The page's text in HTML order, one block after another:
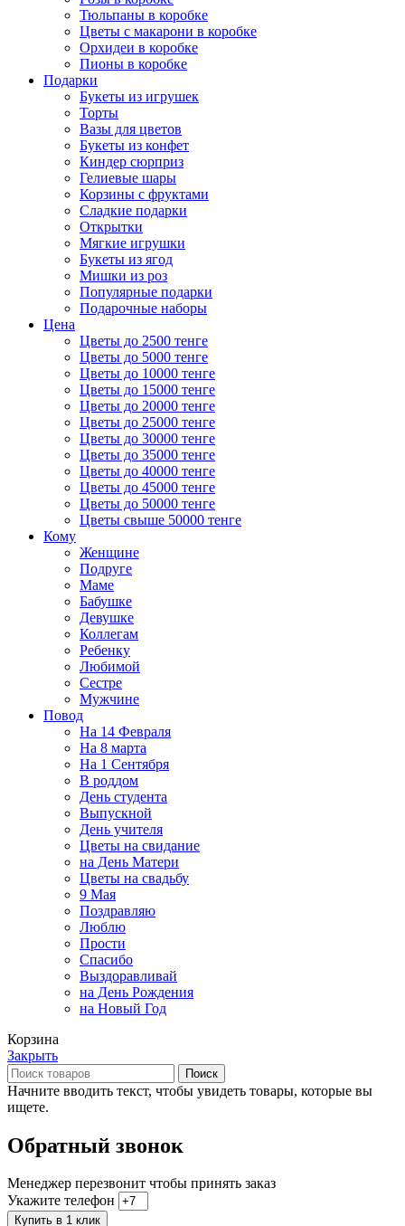
Тюльпаны в коробке
Цветы с макарони в коробке
Орхидеи в коробке
Пионы в коробке
Подарки
Букеты из игрушек
Торты
Вазы для цветов
Букеты из конфет
Киндер сюрприз
Гелиевые шары
Корзины с фруктами
Сладкие подарки
Открытки
Мягкие игрушки
Букеты из ягод
Мишки из роз
Популярные подарки
Подарочные наборы
Цена
Цветы до 2500 тенге
Цветы до 5000 тенге
Цветы до 10000 тенге
Цветы до 15000 тенге
Цветы до 20000 тенге
Цветы до 25000 тенге
Цветы до 30000 тенге
Цветы до 35000 тенге
Цветы до 40000 тенге
Цветы до 45000 тенге
Цветы до 50000 тенге
Цветы свыше 50000 тенге
Кому
Женщине
Подруге
Маме
Бабушке
Девушке
Коллегам
Ребенку
Любимой
Сестре
Мужчине
Повод
На 14 Февраля
На 8 марта
На 1 Сентября
В роддом
День студента
Выпускной
День учителя
Цветы на свидание
на День Матери
Цветы на свадьбу
9 Мая
Поздравляю
Люблю
Прости
Спасибо
Выздоравливай
на День Рождения
на Новый Год
Корзина
Закрыть
Поиск
Начните вводить текст, чтобы увидеть товары, которые вы
ищете.
Обратный звонок
Менеджер перезвонит чтобы принять заказ
Укажите телефон
Купить в 1 клик